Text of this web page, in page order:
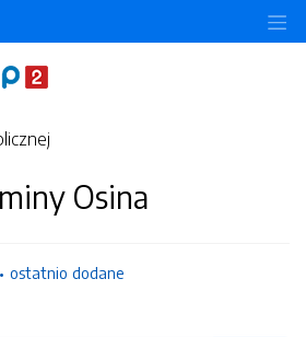
Osina
ostatnio dodane